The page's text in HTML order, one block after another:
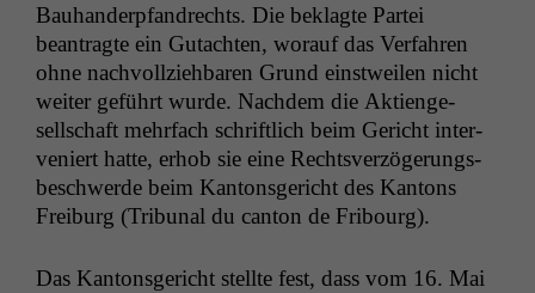
Bauhan­derp­fan­drechts. Die beklagte Partei
beantragte ein Gutacht­en, worauf das Ver­fahren
ohne nachvol­lziehbaren Grund einst­weilen nicht
weit­er geführt wurde. Nach­dem die Aktienge­
sellschaft mehrfach schriftlich beim Gericht inter­
ve­niert hat­te, erhob sie eine Rechtsverzögerungs­
beschw­erde beim Kan­ton­s­gericht des Kan­tons
Freiburg (Tri­bunal du can­ton de Fribourg).
Das Kan­ton­s­gericht stellte fest, dass vom 16. Mai